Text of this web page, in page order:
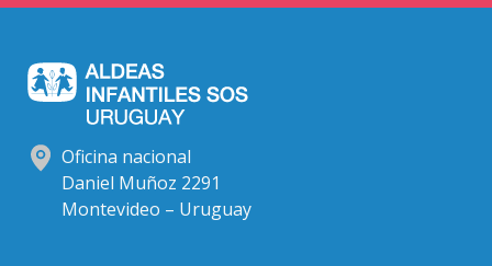
Oficina nacional
Daniel Muñoz 2291
Montevideo – Uruguay